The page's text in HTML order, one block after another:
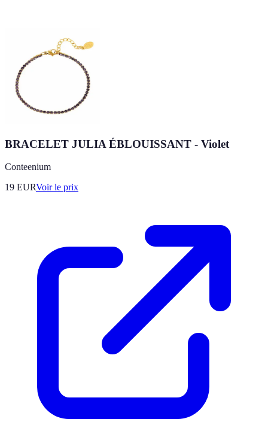
BRACELET JULIA ÉBLOUISSANT - Violet
Conteenium
19 EURVoir le prix